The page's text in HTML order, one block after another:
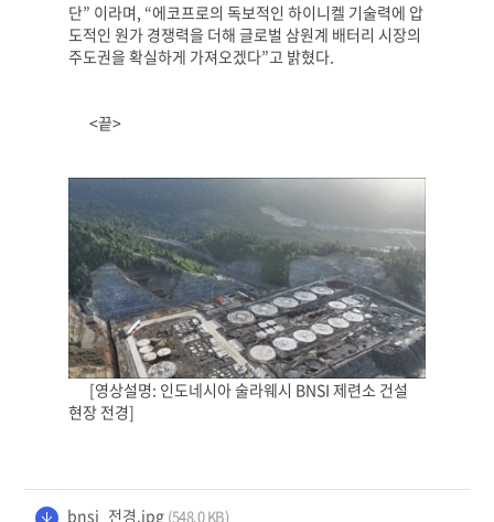
단” 이라며 , “에코프로의 독보적인 하이니켈 기술력에 압
도적인 원가 경쟁력을 더해 글로벌 삼원계 배터리 시장의
주도권을 확실하게 가져오겠다”고 밝혔다
<끝>
[영상설명: 인도네시아 술라웨시 BNSI제련소 건설
현장 전경]
bnsi_전경.jpg (548.0 KB)